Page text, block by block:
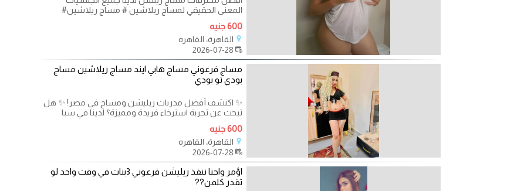
المعنى الحقيقي لمساج ريلاشين # مساج ريلاشين#
جلسات
600 جنيه
القاهرة، القاهره
مساج فرعوني مساج هابي ايند مساج ريلاشين مساج
بودي تو بودي
✨ اكتشف أفضل مدربات ريليشن ومساج في مصر! ✨ هل
تبحث عن تجربة استرخاء فريدة ومميزة؟ لدينا في سبا
600 جنيه
القاهرة، القاهره
اؤمر واحنا ننفذ ريليشن فرعوني 3بنات في وقت واحد لو
تقدر كلمن??